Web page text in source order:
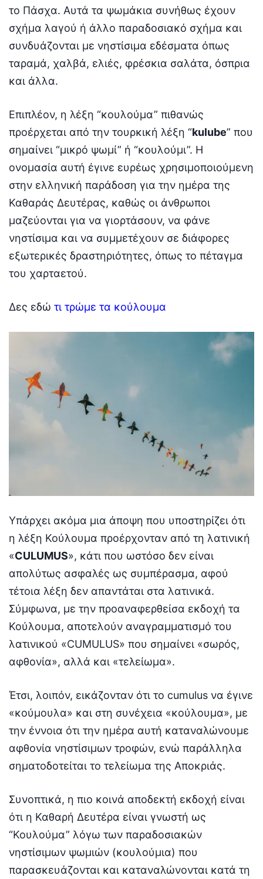
το Πάσχα. Αυτά τα ψωμάκια συνήθως έχουν
σχήμα λαγού ή άλλο παραδοσιακό σχήμα και
συνδυάζονται με νηστίσιμα εδέσματα όπως
ταραμά, χαλβά, ελιές, φρέσκια σαλάτα, όσπρια
και άλλα.
Επιπλέον, η λέξη “κουλούμα” πιθανώς
προέρχεται από την τουρκική λέξη “kulube” που
σημαίνει “μικρό ψωμί” ή “κουλούμι”. Η
ονομασία αυτή έγινε ευρέως χρησιμοποιούμενη
στην ελληνική παράδοση για την ημέρα της
Καθαράς Δευτέρας, καθώς οι άνθρωποι
μαζεύονται για να γιορτάσουν, να φάνε
νηστίσιμα και να συμμετέχουν σε διάφορες
εξωτερικές δραστηριότητες, όπως το πέταγμα
του χαρταετού.
Δες εδώ τι τρώμε τα κούλουμα
Υπάρχει ακόμα μια άποψη που υποστηρίζει ότι
η λέξη Κούλουμα προέρχονταν από τη λατινική
«CULUMUS», κάτι που ωστόσο δεν είναι
απολύτως ασφαλές ως συμπέρασμα, αφού
τέτοια λέξη δεν απαντάται στα λατινικά.
Σύμφωνα, με την προαναφερθείσα εκδοχή τα
Κούλουμα, αποτελούν αναγραμματισμό του
λατινικού «CUMULUS» που σημαίνει «σωρός,
αφθονία», αλλά και «τελείωμα».
Έτσι, λοιπόν, εικάζονταν ότι το cumulus να έγινε
«κούμουλα» και στη συνέχεια «κούλουμα», με
την έννοια ότι την ημέρα αυτή καταναλώνουμε
αφθονία νηστίσιμων τροφών, ενώ παράλληλα
σηματοδοτείται το τελείωμα της Αποκριάς.
Συνοπτικά, η πιο κοινά αποδεκτή εκδοχή είναι
ότι η Καθαρή Δευτέρα είναι γνωστή ως
“Κουλούμα” λόγω των παραδοσιακών
νηστίσιμων ψωμιών (κουλούμια) που
παρασκευάζονται και καταναλώνονται κατά τη